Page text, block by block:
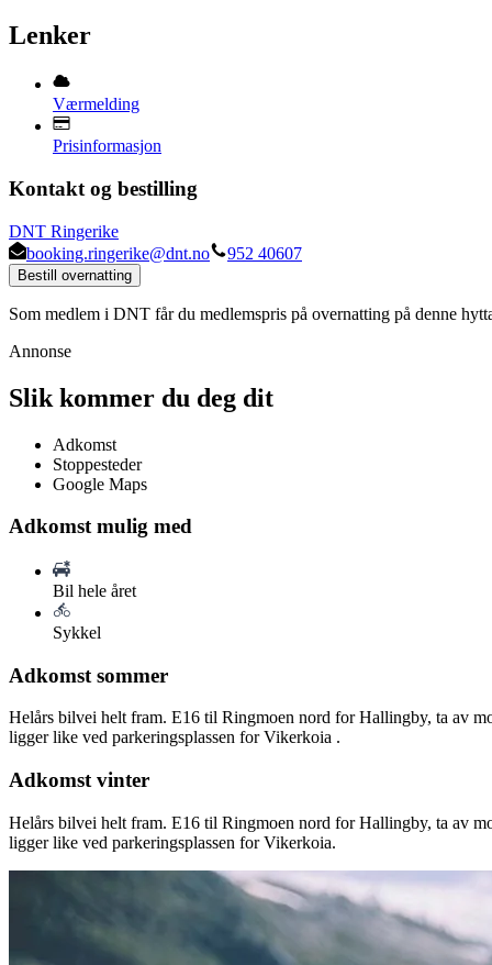
Lenker
Værmelding
Prisinformasjon
Kontakt og bestilling
DNT Ringerike
booking.ringerike@dnt.no
952 40607
Bestill overnatting
Som medlem i DNT får du medlemspris på overnatting på denne
Annonse
Slik kommer du deg dit
Adkomst
Stoppesteder
Google Maps
Adkomst mulig med
Bil hele året
Sykkel
Adkomst sommer
Helårs bilvei helt fram. E16 til Ringmoen nord for Hallingby, ta av
ligger like ved parkeringsplassen for Vikerkoia .
Adkomst vinter
Helårs bilvei helt fram. E16 til Ringmoen nord for Hallingby, ta av
ligger like ved parkeringsplassen for Vikerkoia.